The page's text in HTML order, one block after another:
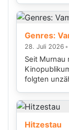
Genres:
28. Juli 2026
Seit Murnau
folgten
Hitzestau